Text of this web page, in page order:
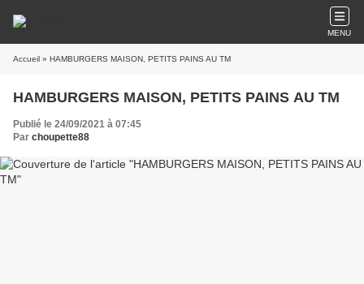
MENU
Accueil » HAMBURGERS MAISON, PETITS PAINS AU TM
HAMBURGERS MAISON, PETITS PAINS AU TM
Publié le 24/09/2021 à 07:45
Par choupette88